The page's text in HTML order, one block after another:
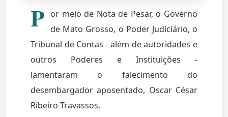
P or meio de Nota de Pesar, o Governo
de Mato Grosso, o Poder Judiciário, o
Tribunal de Contas - além de autoridades e
outros Poderes e Instituições -
lamentaram o falecimento do
desembargador aposentado, Oscar César
Ribeiro Travassos.